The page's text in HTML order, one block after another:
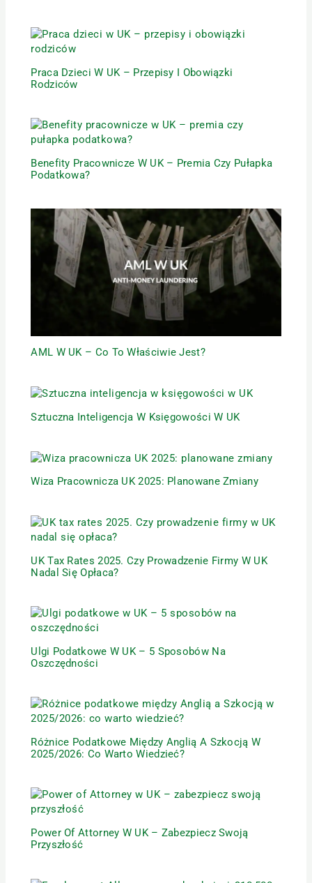
Praca Dzieci W UK – Przepisy I Obowiązki
Rodziców
Benefity Pracownicze W UK – Premia Czy Pułapka
Podatkowa?
AML W UK – Co To Właściwie Jest?
Sztuczna Inteligencja W Księgowości W UK
Wiza Pracownicza UK 2025: Planowane Zmiany
UK Tax Rates 2025. Czy Prowadzenie Firmy W UK
Nadal Się Opłaca?
Ulgi Podatkowe W UK – 5 Sposobów Na
Oszczędności
Różnice Podatkowe Między Anglią A Szkocją W
2025/2026: Co Warto Wiedzieć?
Power Of Attorney W UK – Zabezpiecz Swoją
Przyszłość